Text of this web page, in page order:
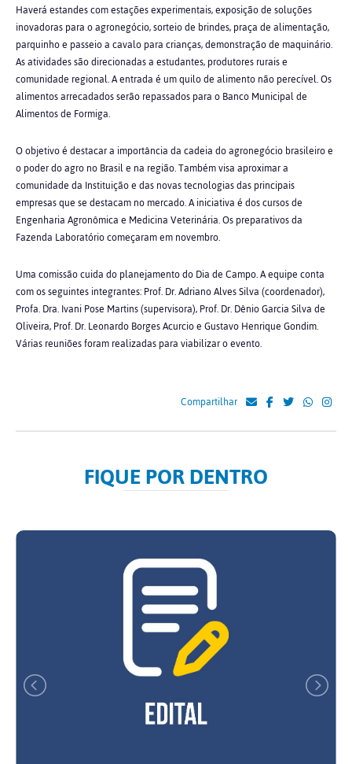
Haverá estandes com estações experimentais, exposição de soluções
inovadoras para o agronegócio, sorteio de brindes, praça de alimentação,
parquinho e passeio a cavalo para crianças, demonstração de maquinário.
As atividades são direcionadas a estudantes, produtores rurais e
comunidade regional. A entrada é um quilo de alimento não perecível. Os
alimentos arrecadados serão repassados para o Banco Municipal de
Alimentos de Formiga.
O objetivo é destacar a importância da cadeia do agronegócio brasileiro e
o poder do agro no Brasil e na região. Também visa aproximar a
comunidade da Instituição e das novas tecnologias das principais
empresas que se destacam no mercado. A iniciativa é dos cursos de
Engenharia Agronômica e Medicina Veterinária. Os preparativos da
Fazenda Laboratório começaram em novembro.
Uma comissão cuida do planejamento do Dia de Campo. A equipe conta
com os seguintes integrantes: Prof. Dr. Adriano Alves Silva (coordenador),
Profa. Dra. Ivani Pose Martins (supervisora), Prof. Dr. Dênio Garcia Silva de
Oliveira, Prof. Dr. Leonardo Borges Acurcio e Gustavo Henrique Gondim.
Várias reuniões foram realizadas para viabilizar o evento.
Compartilhar
FIQUE POR DENTRO